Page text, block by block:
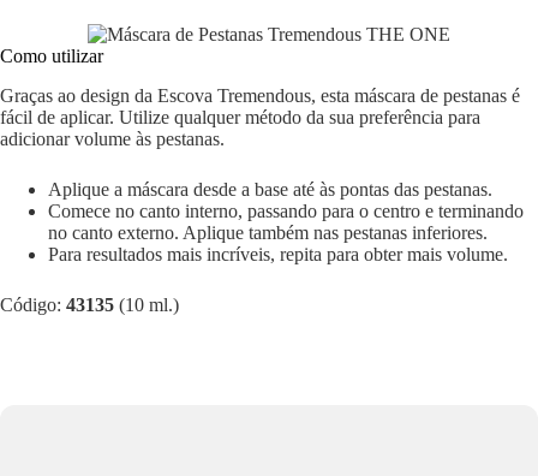
Como utilizar
Graças ao design da Escova Tremendous, esta máscara de pestanas é
fácil de aplicar. Utilize qualquer método da sua preferência para
adicionar volume às pestanas.
Aplique a máscara desde a base até às pontas das pestanas.
Comece no canto interno, passando para o centro e terminando
no canto externo. Aplique também nas pestanas inferiores.
Para resultados mais incríveis, repita para obter mais volume.
Código: 43135 (10 ml.)